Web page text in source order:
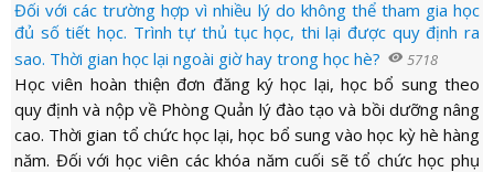
Đối với các trường hợp vì nhiều lý do không thể tham gia học
đủ số tiết học. Trình tự thủ tục học, thi lại được quy định ra
sao. Thời gian học lại ngoài giờ hay trong học hè? visibility 5718
Học viên hoàn thiện đơn đăng ký học lại, học bổ sung theo
quy định và nộp về Phòng Quản lý đào tạo và bồi dưỡng nâng
cao. Thời gian tổ chức học lại, học bổ sung vào học kỳ hè hàng
năm. Đối với học viên các khóa năm cuối sẽ tổ chức học phụ